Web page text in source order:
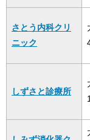
さとう内科クリ
ニック
しずさと診療所